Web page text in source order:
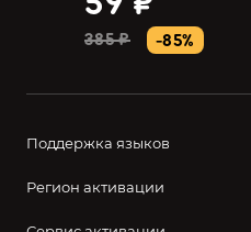
385 ₽ -85%
Поддержка языков
Регион активации